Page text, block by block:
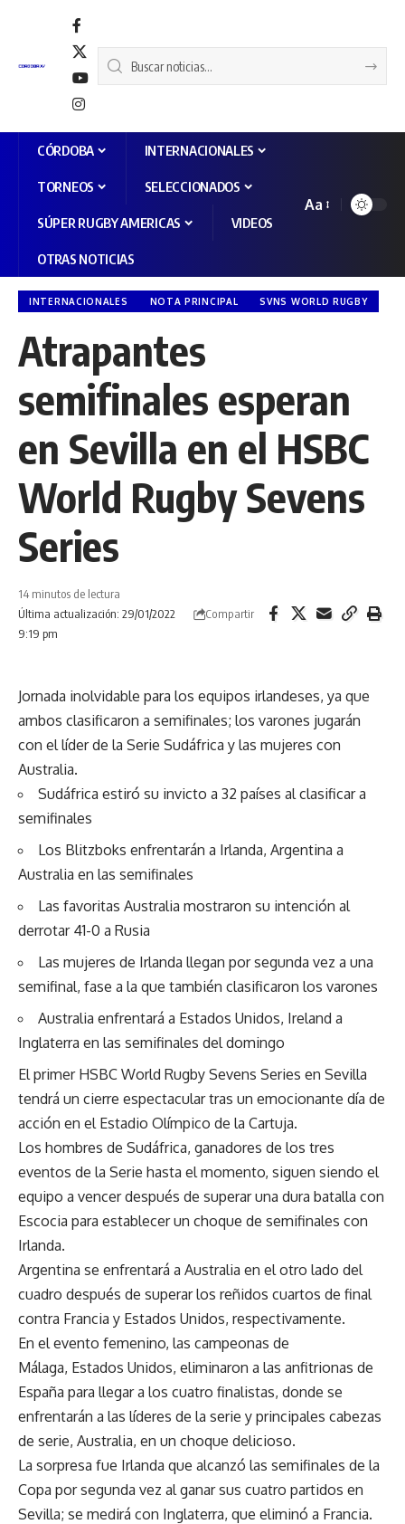
CÓRDOBA INTERNACIONALES
TORNEOS SELECCIONADOS
SÚPER RUGBY AMERICAS VIDEOS
OTRAS NOTICIAS
Aa
INTERNACIONALES NOTA PRINCIPAL SVNS WORLD RUGBY
Atrapantes
semifinales esperan
en Sevilla en el HSBC
World Rugby Sevens
Series
Última actualización: 29/01/2022
9:19 pm
14 minutos de lectura
Compartir
Jornada inolvidable para los equipos irlandeses, ya que
ambos clasificaron a semifinales; los varones jugarán
con el líder de la Serie Sudáfrica y las mujeres con
Australia.
Sudáfrica estiró su invicto a 32 países al clasificar a
semifinales
Los Blitzboks enfrentarán a Irlanda, Argentina a
Australia en las semifinales
Las favoritas Australia mostraron su intención al
derrotar 41-0 a Rusia
Las mujeres de Irlanda llegan por segunda vez a una
semifinal, fase a la que también clasificaron los varones
Australia enfrentará a Estados Unidos, Ireland a
Inglaterra en las semifinales del domingo
El primer HSBC World Rugby Sevens Series en Sevilla
tendrá un cierre espectacular tras un emocionante día de
acción en el Estadio Olímpico de la Cartuja.
Los hombres de Sudáfrica, ganadores de los tres
eventos de la Serie hasta el momento, siguen siendo el
equipo a vencer después de superar una dura batalla con
Escocia para establecer un choque de semifinales con
Irlanda.
Argentina se enfrentará a Australia en el otro lado del
cuadro después de superar los reñidos cuartos de final
contra Francia y Estados Unidos, respectivamente.
En el evento femenino, las campeonas de
Málaga, Estados Unidos, eliminaron a las anfitrionas de
España para llegar a los cuatro finalistas, donde se
enfrentarán a las líderes de la serie y principales cabezas
de serie, Australia, en un choque delicioso.
La sorpresa fue Irlanda que alcanzó las semifinales de la
Copa por segunda vez al ganar sus cuatro partidos en
Sevilla; se medirá con Inglaterra, que eliminó a Francia.